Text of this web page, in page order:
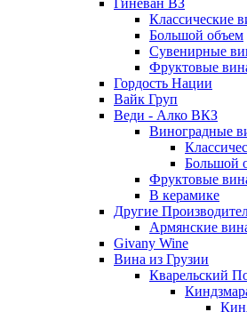
Гиневан ВЗ
Классические
Большой объем
Сувенирные
Фруктовые
Гордость Нации
Вайк Груп
Веди - Алко ВКЗ
Виноградные
Большой
Фруктовые
В керамике
Другие
Армянские
Givany Wine
Вина из Грузии
Кварельский